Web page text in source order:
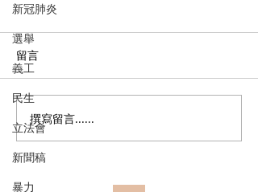
新冠肺炎
選舉
義工
民生
立法會
新聞稿
暴力
郭芙蓉歡迎發展局落實新
地積比率轉移措施，冀加
快舊區更新步伐
留言
撰寫留言......